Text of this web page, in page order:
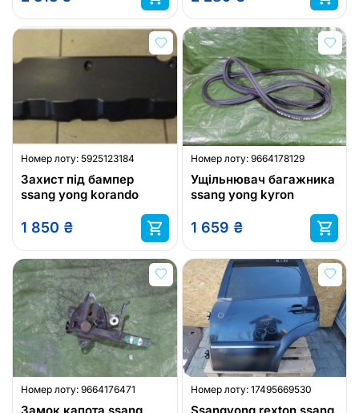
Номер лоту: 5925123184
Захист під бампер
ssang yong korando
1 850 ₴
Номер лоту: 9664178129
Ущільнювач багажника
ssang yong kyron
1 659 ₴
Номер лоту: 9664176471 Номер лоту: 17495669530